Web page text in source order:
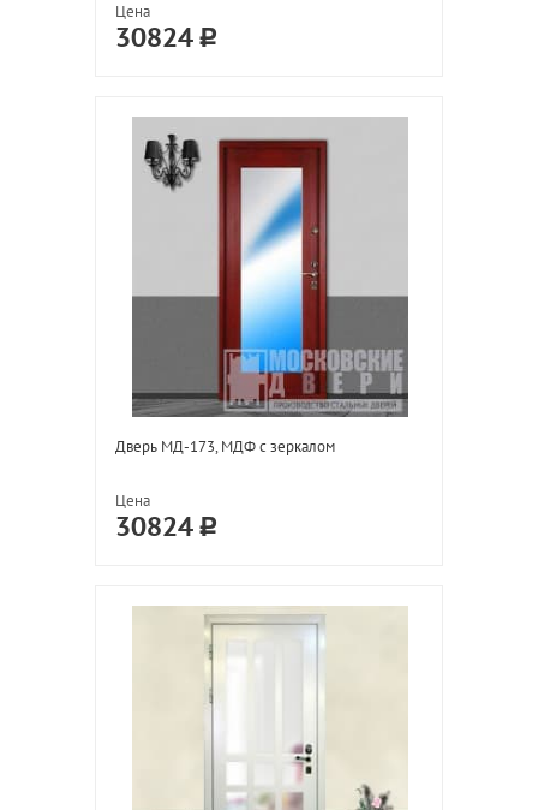
Цена
30824
Дверь МД-173, МДФ с зеркалом
Цена
30824